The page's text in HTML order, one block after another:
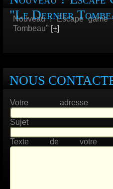
"Le Dernier
Nouveau ! Escape game
Tombeau" [+]
NOUS
Votre adresse
Sujet
Texte de votre